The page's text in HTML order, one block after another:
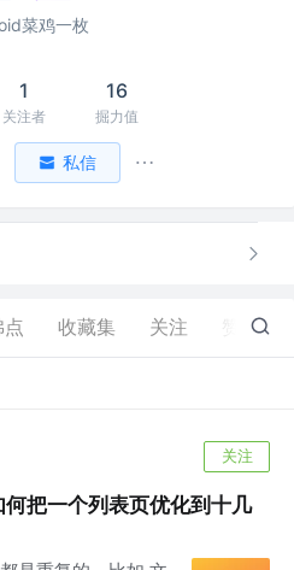
菜鸡一枚
1
关注者
16
掘力值
私信
点 收藏集 关注 37
关注
把一个列表页优化到十几